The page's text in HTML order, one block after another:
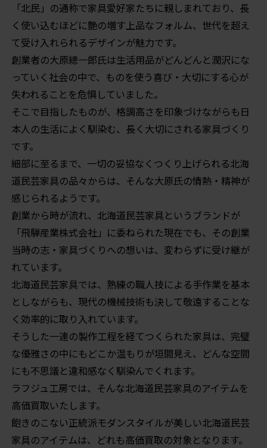
「北民」の通称で家具愛好家たちに親しまれており、長
く使い込むほどに艶の増す上品なフォルム、世代を超え
て受け入れられるデザインが魅力です。
創業者の大原總一郎氏は生活用品がどんどんと潤沢にな
っていく社会の中で、ものを使う喜び・大切にする心が
失われることを危惧していました。
そこで目指したものが、格調高さを印象づけながらも日
本人の生活によく馴染む、長く大切にされる家具づくり
です。
細部に至るまで、一切の妥協なくつくり上げられる北海
道民芸家具の品々からは、そんな大原氏の情熱・精神が
感じられるようです。
創業から時が流れ、北海道民芸家具というブランドが
「飛騨産業株式会社」に委ねられた現在でも、その創業
当時の志・家具づくりへの想いは、変わらずに受け継が
れています。
北海道民芸家具では、熟練の職人技による手作業を基本
としながらも、現代の機械技術も決して敬遠することな
く効率的に取り入れています。
そうした一連の製作工程を経てつくられた家具は、完璧
な優雅さの中にもどこか温もりが垣間見え、どんな空間
にも不思議と違和感なく馴染んでくれます。
ラフジュ工房では、そんな北海道民芸家具のアイテムを
高価買取いたします。
飽きのこない正統派モダンスタイルが美しい北海道民芸
家具のアイテムは、どれも高価買取の対象となります。